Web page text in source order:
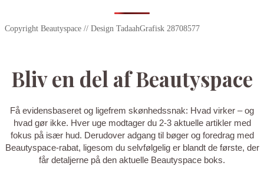
Copyright Beautyspace // Design TadaahGrafisk 28708577
Bliv en del af Beautyspace
Få evidensbaseret og ligefrem skønhedssnak: Hvad virker – og
hvad gør ikke. Hver uge modtager du 2-3 aktuelle artikler med
fokus på især hud. Derudover adgang til bøger og foredrag med
Beautyspace-rabat, ligesom du selvfølgelig er blandt de første, der
får detaljerne på den aktuelle Beautyspace boks.